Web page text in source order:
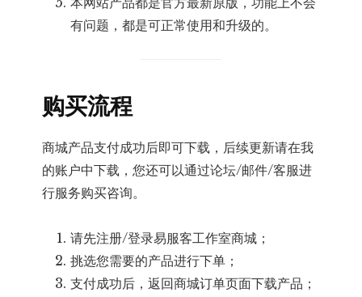
有问题，都是可正常使用和升级的。
购买流程
商城产品支付成功后即可下载，后续更新请在我
的账户中下载，您还可以通过论坛/邮件/客服进
行服务购买咨询。
请先注册/登录易服客工作室商城；
挑选您需要的产品进行下单；
支付成功后，返回商城订单页面下载产品；